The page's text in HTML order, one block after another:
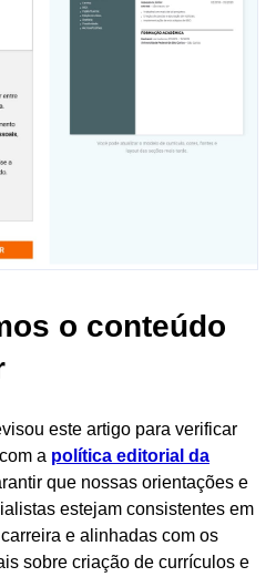
o conteúdo
este artigo para verificar
a política editorial da
que nossas orientações e
estejam consistentes em
e alinhadas com os
sobre criação de currículos e